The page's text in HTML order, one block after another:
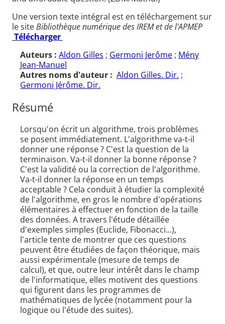
Une version texte intégral est en téléchargement sur
le siteBibliothèque numérique des IREM et de l'APMEP
Télécharger
Auteurs : Aldon Gilles ; Germoni Jerôme ; Mény
Jean-Manuel
Autres noms d'auteur : Aldon Gilles. Dir. ;
Germoni Jérôme. Dir.
Résumé
Lorsqu'on écrit un algorithme, trois problèmes
se posent immédiatement. L'algorithme va-t-il
donner une réponse ? C'est la question de la
terminaison. Va-t-il donner la bonne réponse ?
C'est la validité ou la correction de l'algorithme.
Va-t-il donner la réponse en un temps
acceptable ? Cela conduit à étudier la complexité
de l'algorithme, en gros le nombre d'opérations
élémentaires à effectuer en fonction de la taille
des données. A travers l'étude détaillée
d'exemples simples (Euclide, Fibonacci...),
l'article tente de montrer que ces questions
peuvent être étudiées de façon théorique, mais
aussi expérimentale (mesure de temps de
calcul), et que, outre leur intérêt dans le champ
de l'informatique, elles motivent des questions
qui figurent dans les programmes de
mathématiques de lycée (notamment pour la
logique ou l'étude des suites).